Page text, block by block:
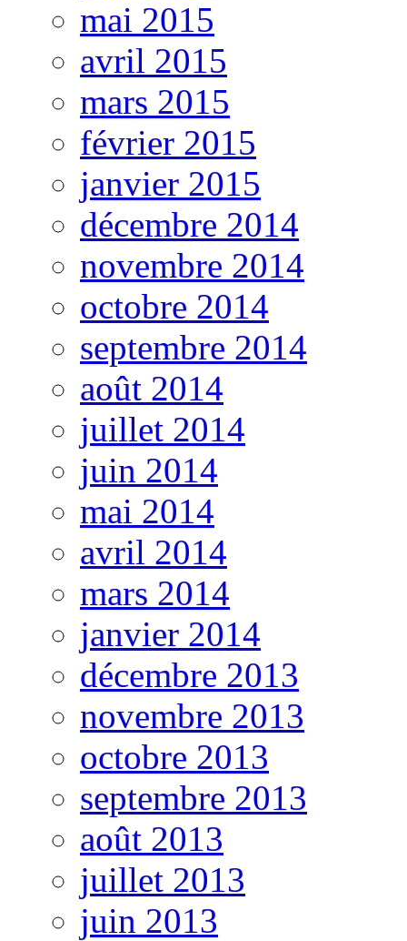
mai 2015
avril 2015
mars 2015
février 2015
janvier 2015
décembre 2014
novembre 2014
octobre 2014
septembre 2014
août 2014
juillet 2014
juin 2014
mai 2014
avril 2014
mars 2014
janvier 2014
décembre 2013
novembre 2013
octobre 2013
septembre 2013
août 2013
juillet 2013
juin 2013